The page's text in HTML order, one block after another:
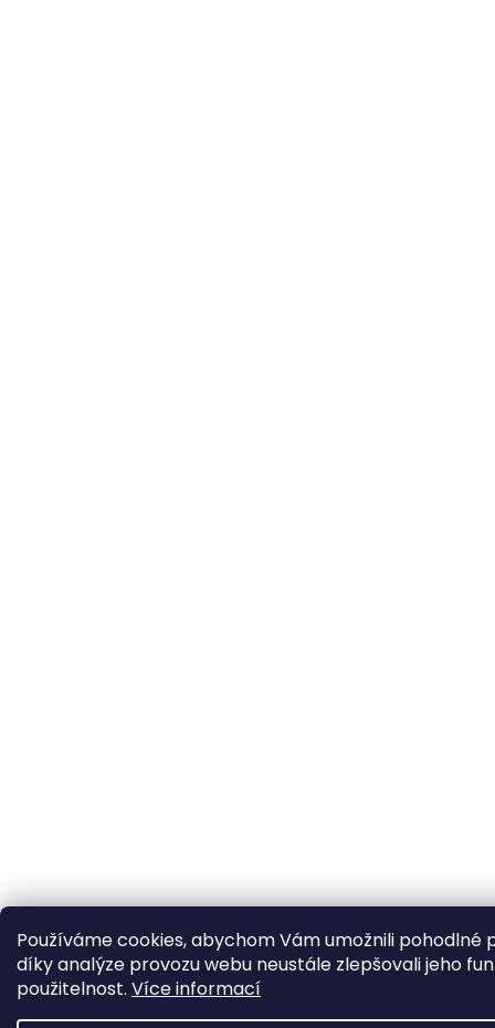
Používáme cookies, abychom Vám umožnili pohodlné
díky analýze provozu webu neustále zlepšovali jeho
použitelnost. Více informací